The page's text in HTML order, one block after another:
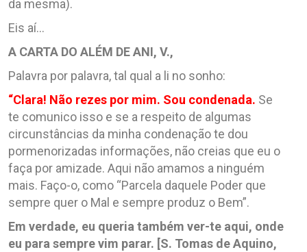
da mesma).
Eis aí…
A CARTA DO ALÉM DE ANI, V.,
Palavra por palavra, tal qual a li no sonho:
“Clara! Não rezes por mim. Sou condenada. Se
te comunico isso e se a respeito de algumas
circunstâncias da minha condenação te dou
pormenorizadas informações, não creias que eu o
faça por amizade. Aqui não amamos a ninguém
mais. Faço-o, como “Parcela daquele Poder que
sempre quer o Mal e sempre produz o Bem”.
Em verdade, eu queria também ver-te aqui, onde
eu para sempre vim parar. [S. Tomas de Aquino,